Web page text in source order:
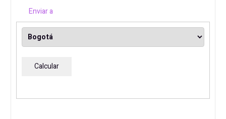
RYZEN
5700X
RTX
Enviar a
Calcular